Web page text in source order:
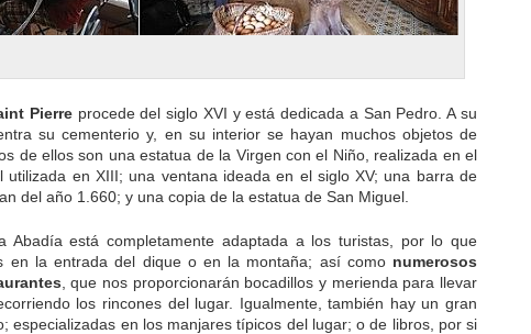
Pierreprocede del siglo XVI y está dedicada a San Pedro. A su
su cementerio y, en su interior se hayan muchos objetos de
de ellos son una estatua de la Virgen con el Niño, realizada en el
utilizada en XIII; una ventana ideada en el siglo XV; una barra de
del año 1.660; y una copia de la estatua de San Miguel.
Abadía está completamente adaptada a los turistas, por lo que
en la entrada del dique o en la montaña; así como numerosos
, que nos proporcionarán bocadillos y merienda para llevar
los rincones del lugar. Igualmente, también hay un gran
especializadas en los manjares típicos del lugar; o de libros, por si